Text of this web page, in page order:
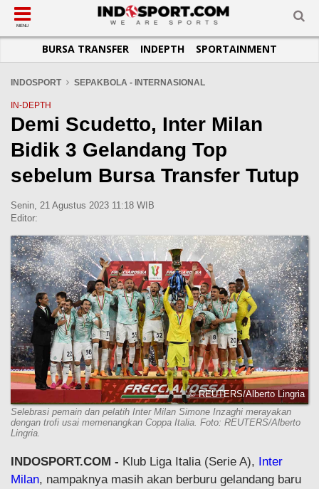
SUB-MENU
SEPAKBOLA
LIGA INGGRIS
LIGA ITALIA
LIGA SPANYOL
LIGA JERMAN
LIGA PRANCIS
LIGA EUROPA
SUB-MENU
SPORTAINMENT
SUB-MENU
OTOMOTIF
OTOMANIA
SUB-MENU
BASKET
FUTSAL
OLIMPIK
E-SPORT
SUB-MENU
JADWAL
SUB-MENU
TOPIK HARI INI
INFOGRAFIS
GALERI FOTO
TEMPAT OLAHRAGA
KOMUNITAS SEHAT
MENU
BURSA TRANSFER INDEPTH SPORTAINMENT
INDOSPORT SEPAKBOLA - INTERNASIONAL
IN-DEPTH
Demi Scudetto, Inter Milan
Bidik 3 Gelandang Top
sebelum Bursa Transfer Tutup
Senin, 21 Agustus 2023 11:18 WIB
Editor:
© REUTERS/Alberto Lingria
Selebrasi pemain dan pelatih Inter Milan Simone Inzaghi merayakan
dengan trofi usai memenangkan Coppa Italia. Foto: REUTERS/Alberto
Lingria.
INDOSPORT.COM - Klub Liga Italia (Serie A), Inter
Milan, nampaknya masih akan berburu gelandang baru